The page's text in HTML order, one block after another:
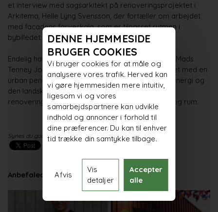
et interview med sagsarkitekt på renoveringsprojektet i
Arkitema, Helle Lyng Svensson, der fortæller om arbejdet
med facadens farveskala, som er tilpasset rytmen i
bybilledet.
Endelig har vi talt med partner i LYTT Architecture Mads
Tenney Jordan om udvidelsen af Aarhus Universitet med en
urban pendant til Universitetsparken, hvor byens energi og
den landskabelige
ro smelter sammen. Den gode
renovering skaber sammenhæng på tværs af tid og rum.
Synes du godt om artiklen? Del den med dit netværk!
Anbefalede artikler
DENNE HJEMMESIDE
BRUGER COOKIES
Vi bruger cookies for at måle og
analysere vores trafik. Herved kan
vi gøre hjemmesiden mere intuitiv,
ligesom vi og vores
samarbejdspartnere kan udvikle
indhold og annoncer i forhold til
dine præferencer. Du kan til enhver
tid trække din samtykke tilbage.
Afvis
Vis
detaljer
Accepter
alle